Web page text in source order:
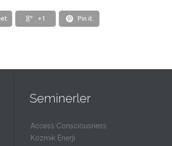
 +1  Pin it
Seminerler
Access Consciousness
Kozmik Enerji